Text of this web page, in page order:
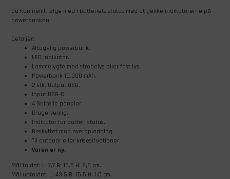
Du kan nemt følge med i batteriets status med at tjekke indikatorerne på
powerbanken.
Detaljer:
Aftagelig powerbank.
LED indikator.
Lommelygte med strobelys eller fast lys.
Powerbank 10.000 mAh.
2 stk. Output USB.
Input USB-C.
4 Solcelle paneler.
Brugervenlig.
Indikator for batteri status.
Beskyttet mod overopladning.
Til outdoor eller krisesituationer.
Varen er ny.
Mål foldet: L: 7,7 B: 15,5 H: 2,6 cm.
Mål udfoldet: L: 43,5 B: 15,5 H: 1,0 cm.